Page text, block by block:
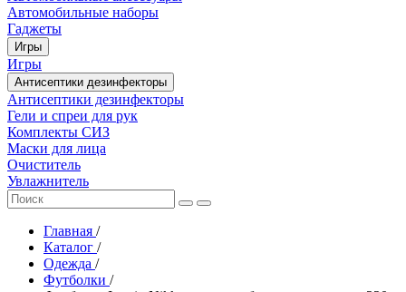
Автомобильные наборы
Гаджеты
Игры
Игры
Антисептики дезинфекторы
Антисептики дезинфекторы
Гели и спреи для рук
Комплекты СИЗ
Маски для лица
Очиститель
Увлажнитель
Главная /
Каталог /
Одежда /
Футболки /